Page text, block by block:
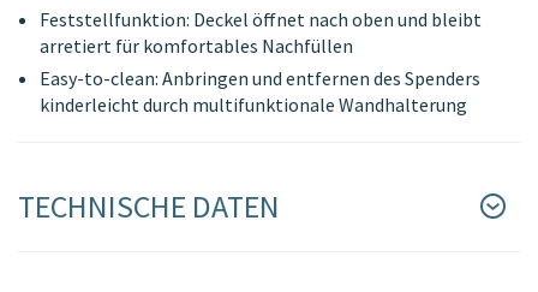
Feststellfunktion: Deckel öffnet nach oben und bleibt
arretiert für komfortables Nachfüllen
Easy-to-clean: Anbringen und entfernen des Spenders
kinderleicht durch multifunktionale Wandhalterung
TECHNISCHE DATEN